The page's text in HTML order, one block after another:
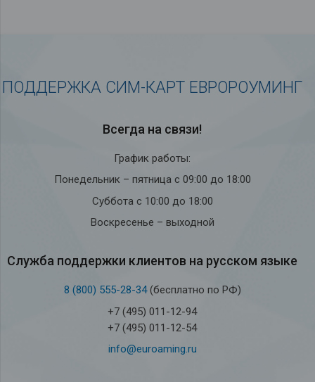
ПОДДЕРЖКА СИМ-КАРТ ЕВРОРОУМИНГ
Всегда на связи!
График работы:
Понедельник – пятница с 09:00 до 18:00
Суббота с 10:00 до 18:00
Воскресенье – выходной
Служба под­держки кли­ен­тов на рус­ском языке
8 (800) 555-28-34(бесплатно по РФ)
+7 (495) 011-12-94
+7 (495) 011-12-54
info@euroaming.ru